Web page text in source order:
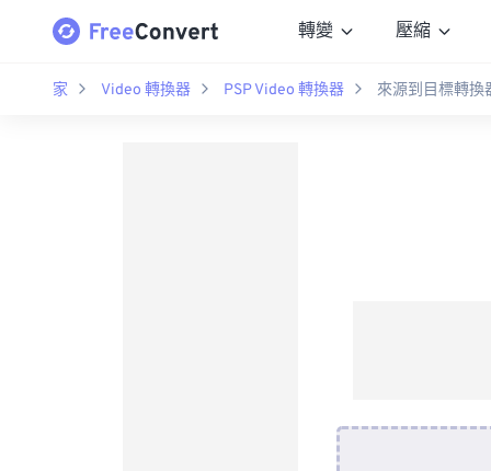
轉變 壓縮
家 Video 轉換器 PSP Video 轉換器 來源到目標轉換